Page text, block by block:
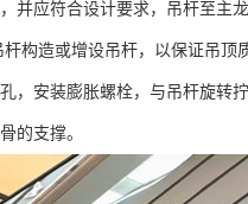
应符合设计要求，吊杆至主
构造或增设吊杆，以保证吊顶
安装膨胀螺栓，与吊杆旋转拧
的支撑。